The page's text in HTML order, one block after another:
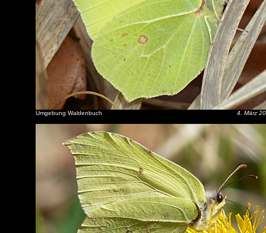
Umgebung Waldenbuch 4. März